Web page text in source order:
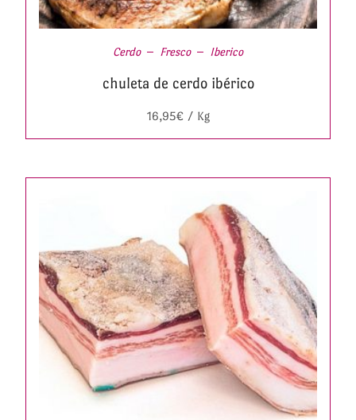
Cerdo Fresco Iberico
chuleta de cerdo ibérico
16,95€/ Kg